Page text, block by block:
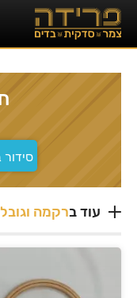
עוד ברקמה